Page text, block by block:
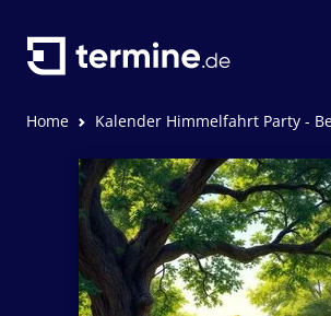
Home Kalender Himmelfahrt Party -